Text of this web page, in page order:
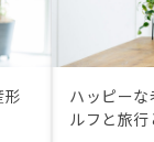
形
ハッピー
ルフと旅